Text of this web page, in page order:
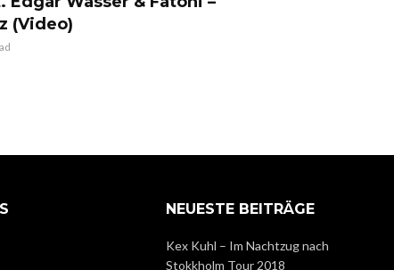
(Video)
NEUESTE BEITRÄGE
Kex Kuhl – Im Nachtzug nach
Stokkholm Tour 2018